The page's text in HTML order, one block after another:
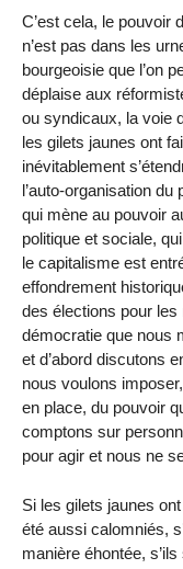
C’est cela, le pouvoir
n’est pas dans les
bourgeoisie que l’on
déplaise aux
ou syndicaux, la voie
les gilets jaunes ont
inévitablement
l’auto-organisation du
qui mène au pouvoir
politique et sociale,
le capitalisme est
effondrement
des élections pour
démocratie que nous
et d’abord discutons
nous voulons
en place, du pouvoir
comptons sur
pour agir et nous ne
Si les gilets jaunes
été aussi calomniés,
manière éhontée,